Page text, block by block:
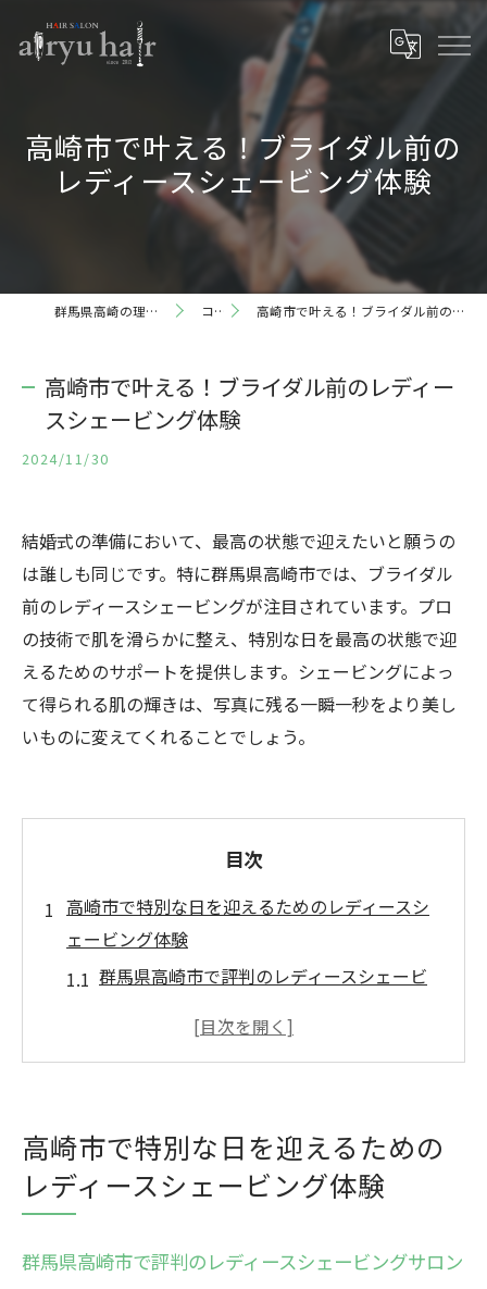
高崎市で叶える！ブライダル前の
レディースシェービング体験
群馬県高崎の理容室ならairyu hair コラム 高崎市で叶える！ブライダル前のレディースシェービング体験
高崎市で叶える！ブライダル前のレディー
スシェービング体験
2024/11/30
結婚式の準備において、最高の状態で迎えたいと願うの
は誰しも同じです。特に群馬県高崎市では、ブライダル
前のレディースシェービングが注目されています。プロ
の技術で肌を滑らかに整え、特別な日を最高の状態で迎
えるためのサポートを提供します。シェービングによっ
て得られる肌の輝きは、写真に残る一瞬一秒をより美し
いものに変えてくれることでしょう。
目次
高崎市で特別な日を迎えるためのレディースシ
ェービング体験
群馬県高崎市で評判のレディースシェービ
結婚式前に知っておきたい高崎市のシェー
る方法
高崎市でレディースシェービングを受ける
プロが語る高崎市のレディースシェービン
高崎市で特別な日を迎えるための
レディースシェービング体験
群馬県高崎市で評判のレディースシェービングサロン